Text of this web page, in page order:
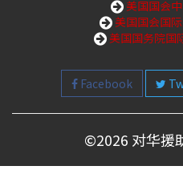
美国国会
美国国会国
美国国务院国
Facebook
©2026 对华援